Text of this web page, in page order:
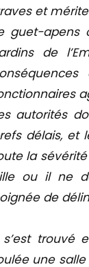
et
guet-apens
de
autorités
délais, et
la
ou il ne
de
s’est trouvé
une